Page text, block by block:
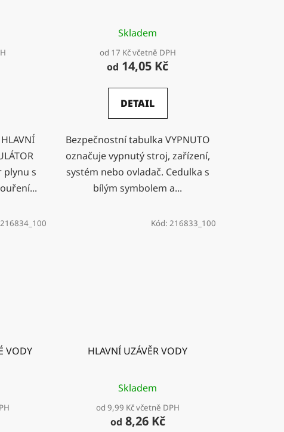
plynu s
Skladem
od 17 Kč včetně DPH
od 14,05 Kč
DETAIL
Bezpečnostní tabulka VYPNUTO
označuje vypnutý stroj, zařízení,
systém nebo ovladač. Cedulka s
bílým symbolem a...
VODY
216834_100
HLAVNÍ UZÁVĚR VODY
Skladem
od 9,99 Kč včetně DPH
od 8,26 Kč
Kód: 216833_100